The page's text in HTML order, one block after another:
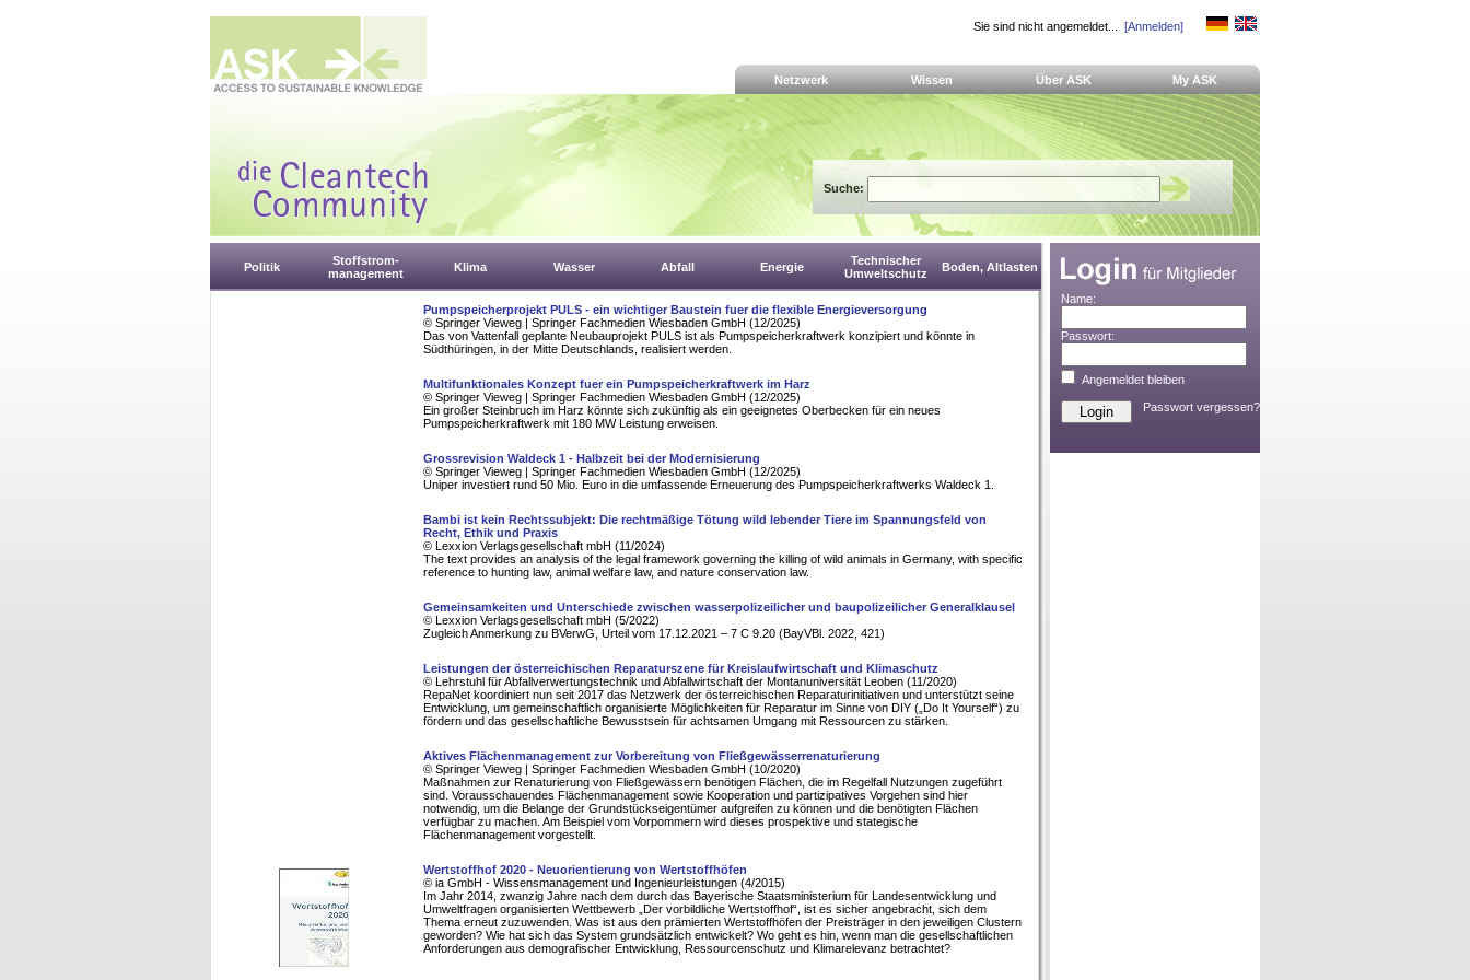
Sie sind nicht angemeldet... [Anmelden]
Netzwerk Wissen Über ASK My ASK
Suche:
Politik
Stoffstrom-
management
Klima Wasser Abfall Energie
Technischer
Umweltschutz
Boden, Altlasten
Pumpspeicherprojekt PULS - ein wichtiger Baustein fuer die flexible Energieversorgung
© Springer Vieweg | Springer Fachmedien Wiesbaden GmbH (12/2025)
Das von Vattenfall geplante Neubauprojekt PULS ist als Pumpspeicherkraftwerk konzipiert und könnte in
Südthüringen, in der Mitte Deutschlands, realisiert werden.
Multifunktionales Konzept fuer ein Pumpspeicherkraftwerk im Harz
© Springer Vieweg | Springer Fachmedien Wiesbaden GmbH (12/2025)
Ein großer Steinbruch im Harz könnte sich zukünftig als ein geeignetes Oberbecken für ein neues
Pumpspeicherkraftwerk mit 180 MW Leistung erweisen.
Grossrevision Waldeck 1 - Halbzeit bei der Modernisierung
© Springer Vieweg | Springer Fachmedien Wiesbaden GmbH (12/2025)
Uniper investiert rund 50 Mio. Euro in die umfassende Erneuerung des Pumpspeicherkraftwerks Waldeck 1.
Bambi ist kein Rechtssubjekt: Die rechtmäßige Tötung wild lebender Tiere im Spannungsfeld von
Recht, Ethik und Praxis
© Lexxion Verlagsgesellschaft mbH (11/2024)
The text provides an analysis of the legal framework governing the killing of wild animals in Germany, with specific
reference to hunting law, animal welfare law, and nature conservation law.
Gemeinsamkeiten und Unterschiede zwischen wasserpolizeilicher und baupolizeilicher Generalklausel
© Lexxion Verlagsgesellschaft mbH (5/2022)
Zugleich Anmerkung zu BVerwG, Urteil vom 17.12.2021 – 7 C 9.20 (BayVBl. 2022, 421)
Leistungen der österreichischen Reparaturszene für Kreislaufwirtschaft und Klimaschutz
© Lehrstuhl für Abfallverwertungstechnik und Abfallwirtschaft der Montanuniversität Leoben (11/2020)
RepaNet koordiniert nun seit 2017 das Netzwerk der österreichischen Reparaturinitiativen und unterstützt seine
Entwicklung, um gemeinschaftlich organisierte Möglichkeiten für Reparatur im Sinne von DIY („Do It Yourself“) zu
fördern und das gesellschaftliche Bewusstsein für achtsamen Umgang mit Ressourcen zu stärken.
Aktives Flächenmanagement zur Vorbereitung von Fließgewässerrenaturierung
© Springer Vieweg | Springer Fachmedien Wiesbaden GmbH (10/2020)
Maßnahmen zur Renaturierung von Fließgewässern benötigen Flächen, die im Regelfall Nutzungen zugeführt
sind. Vorausschauendes Flächenmanagement sowie Kooperation und partizipatives Vorgehen sind hier
notwendig, um die Belange der Grundstückseigentümer aufgreifen zu können und die benötigten Flächen
verfügbar zu machen. Am Beispiel vom Vorpommern wird dieses prospektive und stategische
Flächenmanagement vorgestellt.
Wertstoffhof 2020 - Neuorientierung von Wertstoffhöfen
© ia GmbH - Wissensmanagement und Ingenieurleistungen (4/2015)
Im Jahr 2014, zwanzig Jahre nach dem durch das Bayerische Staatsministerium für Landesentwicklung und
Umweltfragen organisierten Wettbewerb „Der vorbildliche Wertstoffhof“, ist es sicher angebracht, sich dem
Thema erneut zuzuwenden. Was ist aus den prämierten Wertstoffhöfen der Preisträger in den jeweiligen Clustern
geworden? Wie hat sich das System grundsätzlich entwickelt? Wo geht es hin, wenn man die gesellschaftlichen
Anforderungen aus demografischer Entwicklung, Ressourcenschutz und Klimarelevanz betrachtet?
Name:
Passwort:
Angemeldet bleiben
Passwort vergessen?